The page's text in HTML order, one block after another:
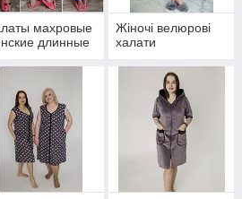
зберігають яскравість кольору,
сохнуть, довговічні.
для домашнього
вечора, а також прекрасний
і близької людини!
Приємних покупок!!!
махровые
длинные
Жіночі велюрові
халати